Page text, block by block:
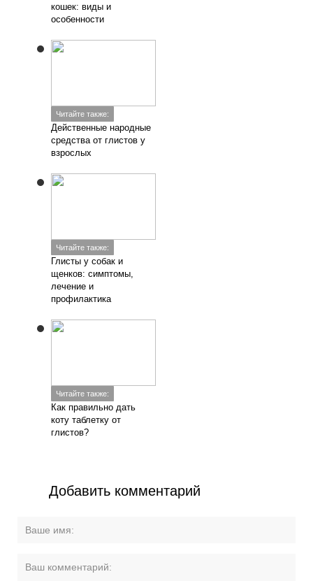
кошек: виды и
особенности
Читайте также:
Действенные народные
средства от глистов у
взрослых
Читайте также:
Глисты у собак и
щенков: симптомы,
лечение и
профилактика
Читайте также:
Как правильно дать
коту таблетку от
глистов?
Добавить комментарий